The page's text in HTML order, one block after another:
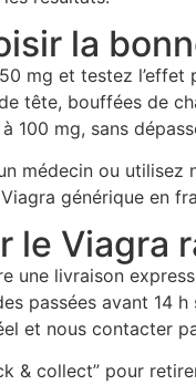
la
mg et testez
tête, bouffées de
100 mg, sans
médecin ou
générique en
le Viagra
une livraison
passées avant 14
et nous contacter
& collect” pour